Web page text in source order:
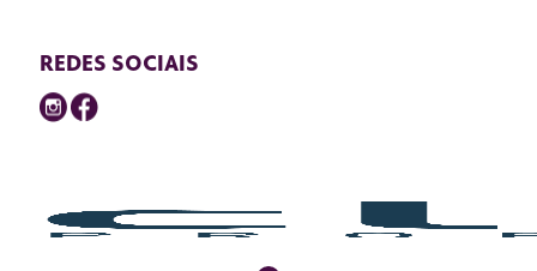
REDES SOCIAIS